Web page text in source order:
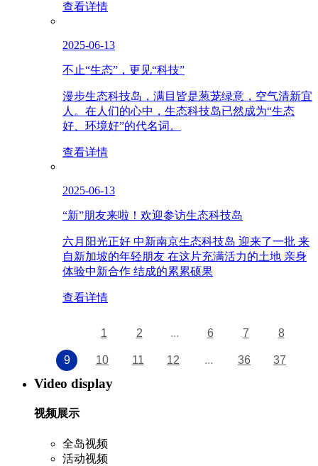
查看详情
2025-06-13
不止“生态”，更见“科技”
漫步生态科技岛，满目皆是葱茏绿意，空气清新宜
人。在人们的心中，生态科技岛已然成为“生态
好、环境好”的代名词。
查看详情
2025-06-13
“新”朋友来啦！欢迎参访生态科技岛
六月阳光正好 中新南京生态科技岛 迎来了一批 来
自新加坡的年轻朋友 在这片充满活力的土地 亲身
体验中新合作 结成的累累硕果
查看详情
1 2 ... 6 7 8
9 10 11 12 ... 36 37
Video display
视频展示
全岛视频
活动视频